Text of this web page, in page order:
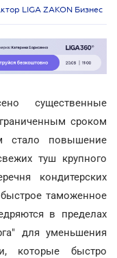
LIGA ZAKON Бизнес
существенные
сроком
стало повышение
туш крупного
кондитерских
таможенное
в пределах
для уменьшения
которые быстро